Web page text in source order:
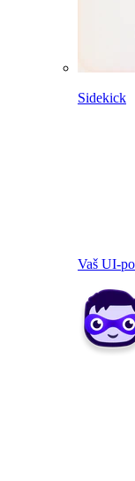
Sidekick
Vaš UI-